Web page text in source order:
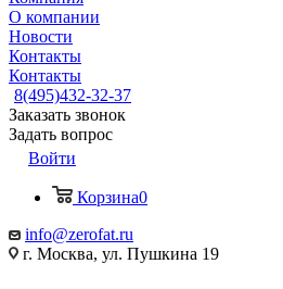
О компании
Новости
Контакты
Контакты
8(495)432-32-37
Заказать звонок
Задать вопрос
Войти
Корзина0
info@zerofat.ru
г. Москва, ул. Пушкина 19